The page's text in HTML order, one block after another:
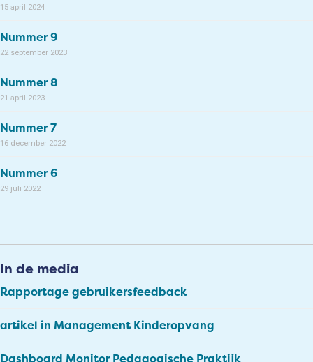
15 april 2024
Nummer 9
22 september 2023
Nummer 8
21 april 2023
Nummer 7
16 december 2022
Nummer 6
29 juli 2022
In de media
Rapportage gebruikersfeedback
artikel in Management Kinderopvang